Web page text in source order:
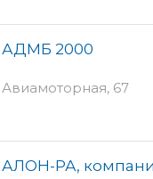
АДМБ 2000
Авиамоторная, 67
АЛОН-РА,